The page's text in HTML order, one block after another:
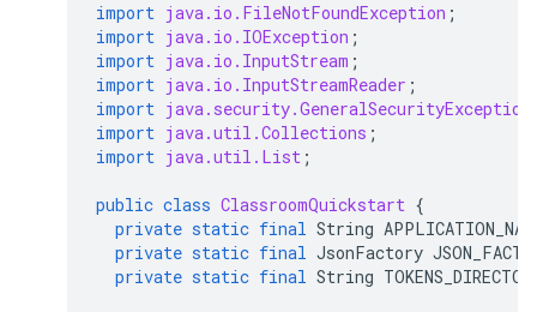
import java.io.FileNotFoundException ;
import java.io.IOException ;
import java.io.InputStream ;
import java.io.InputStreamReader ;
import java.security.GeneralSecurityException
import java.util.Collections ;
import java.util.List ;
public class ClassroomQuickstart {
private static final String
private static final JsonFactory
private static final String